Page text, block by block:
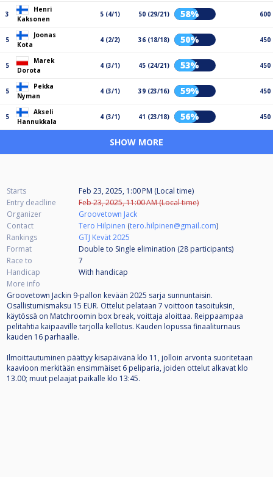
3
Henri
Kaksonen
5 (4/1) 50 (29/21) 58% 600
5
Joonas
Kota
4 (2/2) 36 (18/18) 50% 450
5
Marek
Dorota
4 (3/1) 45 (24/21) 53% 450
5
Pekka
Nyman
4 (3/1) 39 (23/16) 59% 450
5
Akseli
Hannukkala
4 (3/1) 41 (23/18) 56% 450
SHOW MORE
Starts
Feb 23, 2025, 1:00 PM (Local time)
Entry deadline
Feb 23, 2025, 11:00 AM (Local time)
Organizer
Groovetown Jack
Contact
Tero Hilpinen (tero.hilpinen@gmail.com)
Rankings
GTJ Kevät 2025
Format
Double to Single elimination (28 participants)
Race to
7
Handicap
With handicap
More info
Groovetown Jackin 9-pallon kevään 2025 sarja sunnuntaisin.
Osallistumismaksu 15 EUR. Ottelut pelataan 7 voittoon tasoituksin,
käytössä on Matchroomin box break, voittaja aloittaa. Reippaampaa
pelitahtia kaipaaville tarjolla kellotus. Kauden lopussa finaaliturnaus
kauden 16 parhaalle.
Ilmoittautuminen päättyy kisapäivänä klo 11, jolloin arvonta suoritetaan
kaavioon merkitään ensimmäiset 6 peliparia, joiden ottelut alkavat klo
13.00; muut pelaajat paikalle klo 13:45.